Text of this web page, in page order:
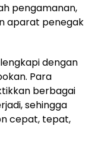
pengamanan,
aparat penegak
dengan
Para
berbagai
sehingga
cepat, tepat,